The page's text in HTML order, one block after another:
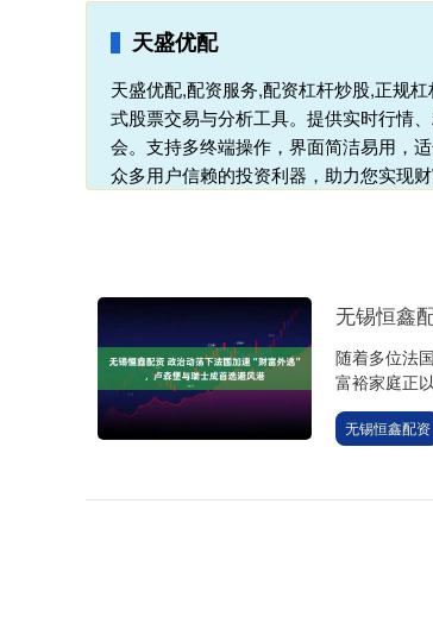
天盛优配
天盛优配,配资服务,配资杠杆炒股,正规
式股票交易与分析工具。提供实时行情
会。支持多终端操作，界面简洁易用，
众多用户信赖的投资利器，助力您实现财
无锡恒鑫
随着多位法
富裕家庭正
无锡恒鑫配资